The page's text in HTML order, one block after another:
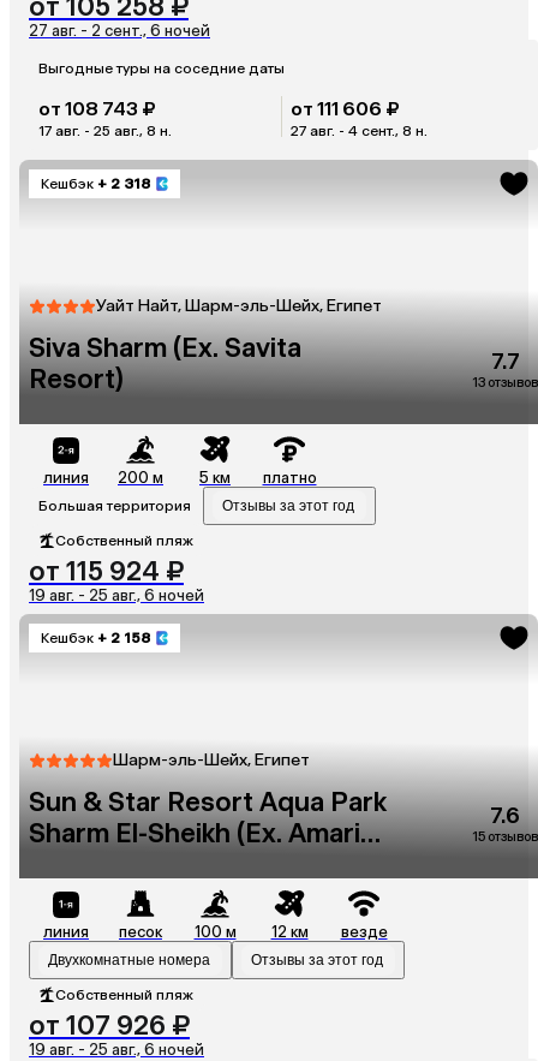
от 105 258 ₽
27 авг. - 2 сент., 6 ночей
Выгодные туры на соседние даты
от 108 743 ₽
17 авг. - 25 авг., 8 н.
от 111 606 ₽
27 авг. - 4 сент., 8 н.
Кешбэк + 2 318
Уайт Найт, Шарм-эль-Шейх, Египет
Siva Sharm (Ex. Savita
Resort)
7.7
13 отзывов
линия 200 м 5 км платно
Большая территория Отзывы за этот год
Собственный пляж
от 115 924 ₽
19 авг. - 25 авг., 6 ночей
Кешбэк + 2 158
Шарм-эль-Шейх, Египет
Sun & Star Resort Aqua Park
Sharm El-Sheikh (Ex. Amarina
7.6
15 отзывов
линия песок 100 м 12 км везде
Двухкомнатные номера Отзывы за этот год
Собственный пляж
от 107 926 ₽
19 авг. - 25 авг., 6 ночей